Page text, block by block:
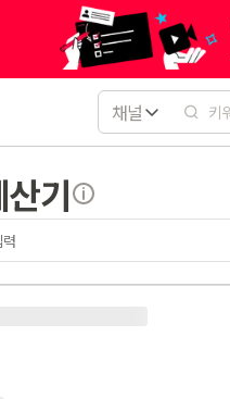
채널
기